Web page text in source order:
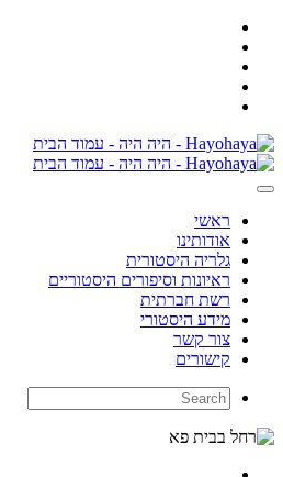
ראשי
אודותינו
גלריה היסטורית
ראיונות וסיפורים היסטוריים
רשת חברתית
מידע היסטורי
צור קשר
קישורים